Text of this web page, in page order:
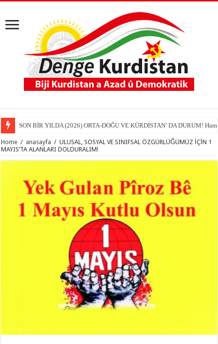
SON BİR YILDA (2026) ORTA-DOĞU VE KÜRDİSTAN’ DA DURUM!
Home / anasayfa / ULUSAL, SOSYAL VE SINIFSAL ÖZGÜRLÜĞÜMÜZ İÇİN 1
MAYIS’TA ALANLARI DOLDURALIM!